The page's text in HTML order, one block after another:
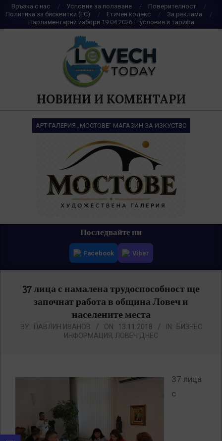
Skip
to
content
Връзка с нас Условия за ползване
Поверителност
Политика за бисквитки (ЕС)
Етичен кодекс
За реклама
Парламентарни избори 19.04.2026 – условия и тарифа
НОВИНИ И КОМЕНТАРИ
АРТ ГАЛЕРИЯ „МОСТОВЕ“ МАГАЗИН ЗА ИЗКУСТВО
Последвайте ни
Facebook Viber
37 лица с намалена трудоспособност ще
започнат работа в община Ловеч и
населените места
BY: ПАВЛИН ИВАНОВ ON: 13.11.2018 IN: БИЗНЕС
ИНФОРМАЦИЯ, ЛОВЕЧ ДНЕС
37 лица
с